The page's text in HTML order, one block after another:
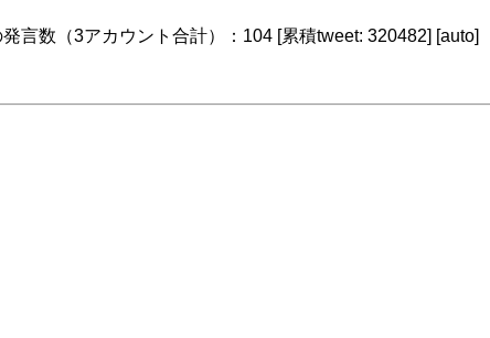
言数（3アカウント合計）：104 [累積tweet: 320482] [auto]